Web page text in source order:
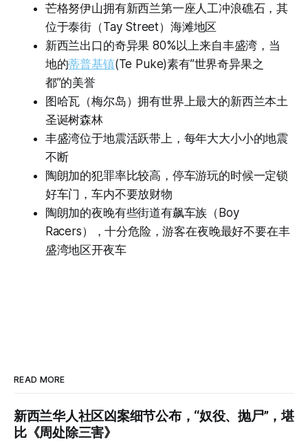
芒格努伊山拥有新西兰第一座人工冲浪礁石，其
位于泰街（Tay Street）海滩地区
新西兰出口的奇异果 80%以上来自丰盛湾，当
地的蒂普基镇(Te Puke)素有”世界奇异果之
都”的美誉
图哈瓦（梅尔岛）拥有世界上最大的新西兰本土
圣诞树森林
丰盛湾位于地震活跃带上，每年大大小小的地震
不断
陶朗加的犯罪率比较高，停车游玩的时候一定锁
好车门，车内不要放财物
陶朗加的夜晚有些街道有飙车族（Boy
Racers），十分危险，游客在夜晚最好不要在丰
盛湾地区开夜车
READ MORE
新西兰华人社区凶案细节公布，“奴役、抛尸”，堪
比《周处除三害》